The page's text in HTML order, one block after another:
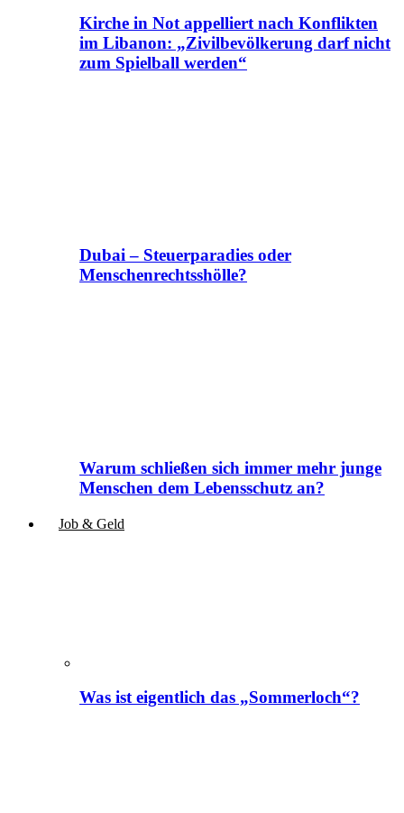
Kirche in Not appelliert nach Konflikten
im Libanon: „Zivilbevölkerung darf nicht
zum Spielball werden“
Dubai – Steuerparadies oder
Menschenrechtsshölle?
Warum schließen sich immer mehr junge
Menschen dem Lebensschutz an?
Job & Geld
Was ist eigentlich das „Sommerloch“?